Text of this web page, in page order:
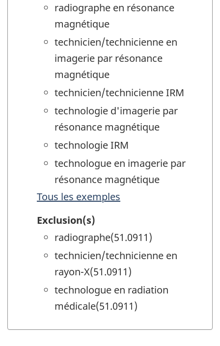
radiographe en résonance
magnétique
technicien/technicienne en
imagerie par résonance
magnétique
technicien/technicienne IRM
technologie d'imagerie par
résonance magnétique
technologie IRM
technologue en imagerie par
résonance magnétique
Tous les exemples
Exclusion(s)
radiographe(51.0911)
technicien/technicienne en
rayon-X(51.0911)
technologue en radiation
médicale(51.0911)